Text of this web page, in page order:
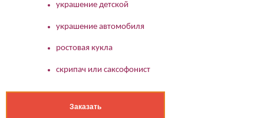
украшение детской
украшение автомобиля
ростовая кукла
скрипач или саксофонист
Заказать